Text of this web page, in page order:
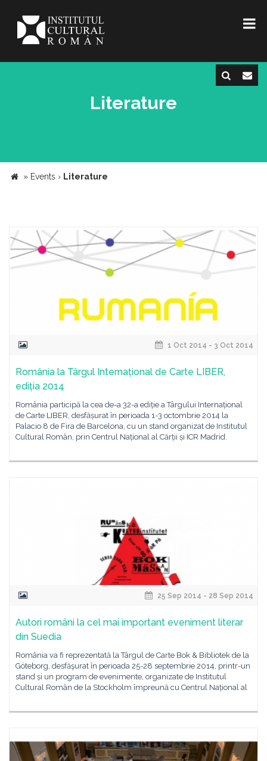
Literature
» Events › Literature
1 Oct 2014 - 3 Oct 2014
România la Târgul Internațional de Carte LIBER,
ediția 2014
România participă la cea de-a 32-a ediție a Târgului Internațional
de Carte LIBER, desfășurat în perioada 1-3 octombrie 2014 la
Palacio 8 de Fira de Barcelona, cu un stand organizat de Institutul
Cultural Român, prin Centrul Național al Cărții și ICR Madrid.
25 Sep 2014 - 28 Sep 2014
Autori români la cel mai important eveniment literar
din Suedia
România va fi reprezentată la Târgul de Carte Bok & Bibliotek de la
Göteborg, desfăşurat în perioada 25-28 septembrie 2014, printr-un
stand și un program de evenimente, organizate de Institutul
Cultural Român de la Stockholm împreună cu Centrul Național al